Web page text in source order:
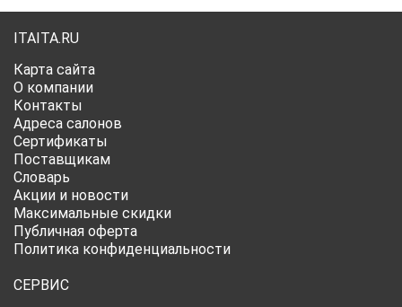
ITAITA.RU
Карта сайта
О компании
Контакты
Адреса салонов
Сертификаты
Поставщикам
Словарь
Акции и новости
Максимальные скидки
Публичная оферта
Политика конфиденциальности
СЕРВИС